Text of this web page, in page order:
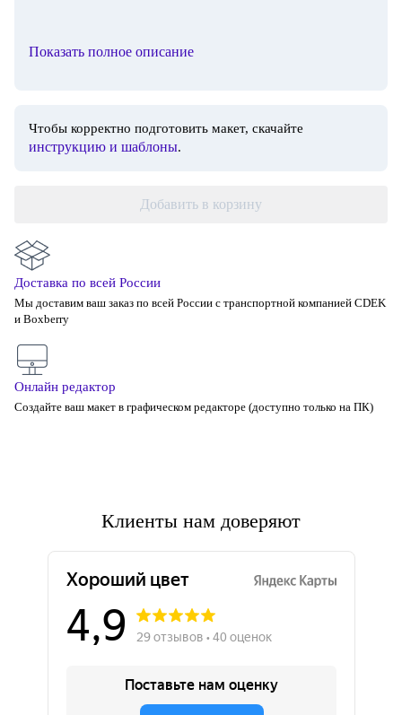
Показать полное описание
Чтобы корректно подготовить макет, скачайте
инструкцию и шаблоны.
Добавить в корзину
Доставка по всей России
Мы доставим ваш заказ по всей России с транспортной компанией CDEK
и Boxberry
Онлайн редактор
Создайте ваш макет в графическом редакторе (доступно только на ПК)
Клиенты нам доверяют